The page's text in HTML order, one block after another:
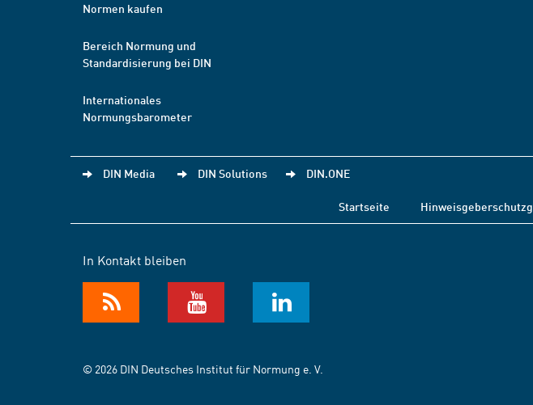
Normen kaufen
Bereich Normung und
Standardisierung bei DIN
Internationales
Normungsbarometer
DIN Media DIN Solutions DIN.ONE
Startseite
In Kontakt bleiben
© 2026 DIN Deutsches Institut für Normung e. V.